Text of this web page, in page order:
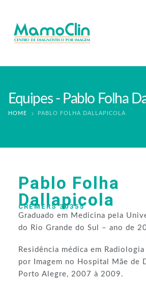
Equipes - Pablo Folha
HOME PABLO FOLHA DALLAPICOLA
Pablo Folha
Dallapicola
CREMERS 30355
Graduado em Medicina pela
do Rio Grande do Sul – ano de
Residência médica em
por Imagem no Hospital Mãe de
Porto Alegre, 2007 à 2009.